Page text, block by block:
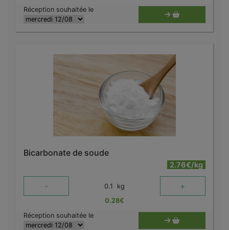
Réception souhaitée le
Bicarbonate de soude
2.76€/kg
- 0.1 kg +
0.28€
Réception souhaitée le